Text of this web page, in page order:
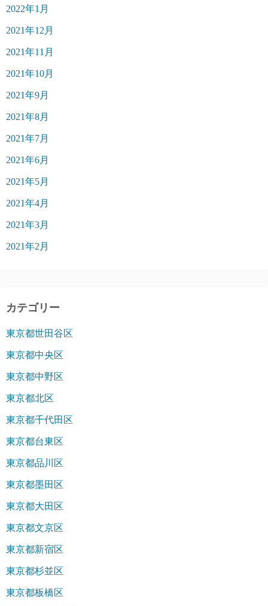
2022年1月
2021年12月
2021年11月
2021年10月
2021年9月
2021年8月
2021年7月
2021年6月
2021年5月
2021年4月
2021年3月
2021年2月
カテゴリー
東京都世田谷区
東京都中央区
東京都中野区
東京都北区
東京都千代田区
東京都台東区
東京都品川区
東京都墨田区
東京都大田区
東京都文京区
東京都新宿区
東京都杉並区
東京都板橋区